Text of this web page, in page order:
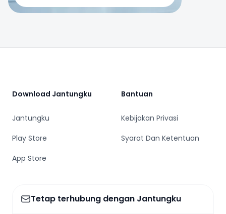
Download Jantungku
Jantungku
Play Store
App Store
Bantuan
Kebijakan Privasi
Syarat Dan Ketentuan
Tetap terhubung dengan Jantungku